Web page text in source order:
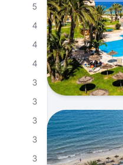
5
4
4
4
3
3
3
3
3